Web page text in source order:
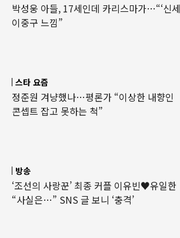
박성웅 아들, 17세인데 카리스마가…“‘신
이중구 느낌”
스타 요즘
정준원 겨냥했나…평론가 “이상한 내향인
콘셉트 잡고 못하는 척”
방송
‘조선의 사랑꾼’ 최종 커플 이유빈♥유일한
“사실은…” SNS 글 보니 ‘충격’